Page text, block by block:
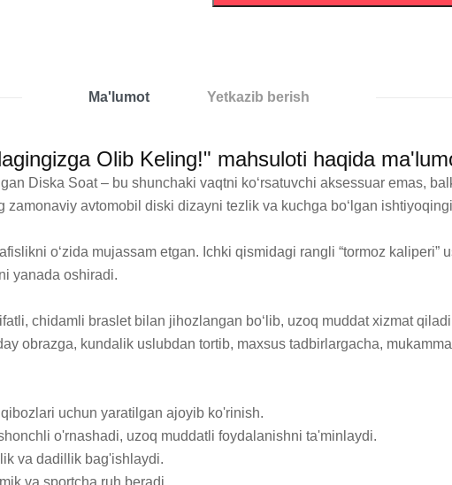
Ma'lumot Yetkazib berish
Olib Keling!" mahsuloti haqida
Diska Soat – bu shunchaki vaqtni ko‘rsatuvchi aksessuar emas,
avtomobil diski dizayni tezlik va kuchga bo‘lgan
o‘zida mujassam etgan. Ichki qismidagi rangli “tormoz kaliperi”
yanada oshiradi.
chidamli braslet bilan jihozlangan bo‘lib, uzoq muddat xizmat
obrazga, kundalik uslubdan tortib, maxsus tadbirlargacha,
uchun yaratilgan ajoyib ko'rinish.
o'rnashadi, uzoq muddatli foydalanishni ta'minlaydi.
va dadillik bag'ishlaydi.
va sportcha ruh beradi.